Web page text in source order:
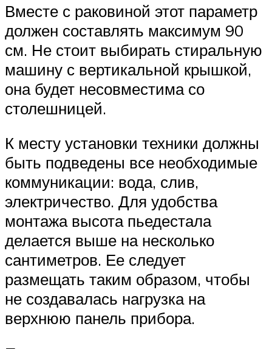
Вместе с раковиной этот параметр
должен составлять максимум 90
см. Не стоит выбирать стиральную
машину с вертикальной крышкой,
она будет несовместима со
столешницей.
К месту установки техники должны
быть подведены все необходимые
коммуникации: вода, слив,
электричество. Для удобства
монтажа высота пьедестала
делается выше на несколько
сантиметров. Ее следует
размещать таким образом, чтобы
не создавалась нагрузка на
верхнюю панель прибора.